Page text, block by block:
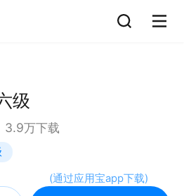
级
3.9万下载
(通过应用宝app下载)